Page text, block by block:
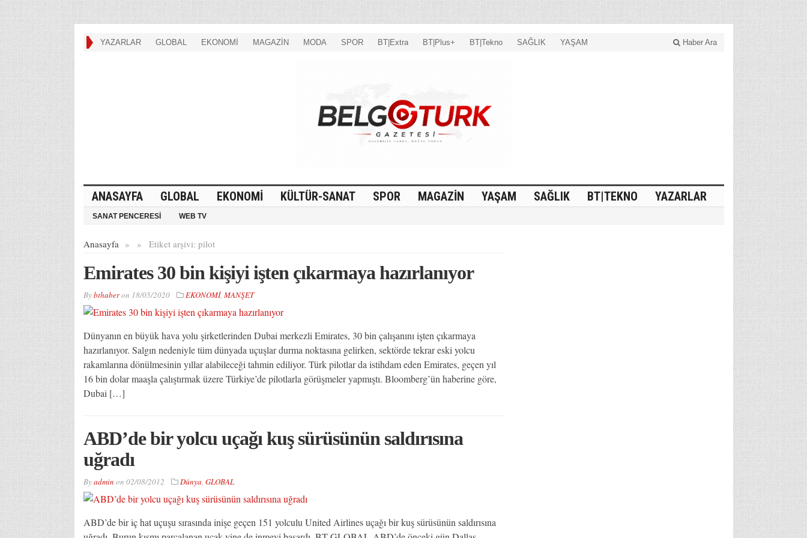
YAZARLAR GLOBAL EKONOMİ MAGAZİN MODA SPOR BT|Extra BT|Plus+ BT|Tekno SAĞLIK YAŞAM Haber Ara
ANASAYFA GLOBAL EKONOMİ KÜLTÜR-SANAT SPOR MAGAZİN YAŞAM SAĞLIK BT|TEKNO YAZARLAR
SANAT PENCERESİ WEB TV
Anasayfa » Etiket arşivi:
» pilot
Emirates 30 bin kişiyi işten çıkarmaya hazırlanıyor
Bybthaberon 18/05/2020 EKONOMİ, MANŞET
Dünyanın en büyük hava yolu şirketlerinden Dubai merkezli Emirates, 30 bin çalışanını işten çıkarmaya
hazırlanıyor. Salgın nedeniyle tüm dünyada uçuşlar durma noktasına gelirken, sektörde tekrar eski yolcu
rakamlarına dönülmesinin yıllar alabileceği tahmin ediliyor. Türk pilotlar da istihdam eden Emirates, geçen yıl
16 bin dolar maaşla çalıştırmak üzere Türkiye’de pilotlarla görüşmeler yapmıştı. Bloomberg’ün haberine göre,
Dubai […]
ABD’de bir yolcu uçağı kuş sürüsünün saldırısına
uğradı
Byadmin on 02/08/2012 Dünya, GLOBAL
ABD’de bir iç hat uçuşu sırasında inişe geçen 151 yolculu United Airlines uçağı bir kuş sürüsünün saldırısına